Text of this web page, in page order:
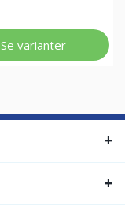
Se varianter